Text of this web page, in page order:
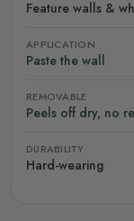
Feature walls &
APPLICATION
Paste the wall
REMOVABLE
Peels off dry, no
DURABILITY
Hard-wearing